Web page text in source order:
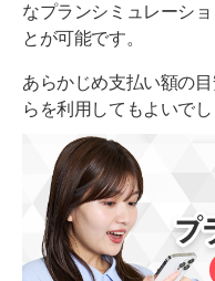
なプランシミュレーシ
とが可能です。
あらかじめ支払い額の
らを利用してもよいでし